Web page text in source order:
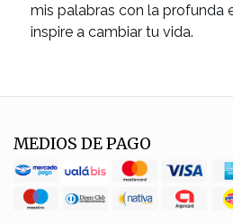
mis palabras con la profunda
inspire a cambiar tu vida.
MEDIOS DE PAGO